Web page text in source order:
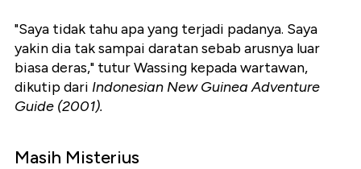
"Saya tidak tahu apa yang terjadi padanya. Saya
yakin dia tak sampai daratan sebab arusnya luar
biasa deras," tutur Wassing kepada wartawan,
dikutip dari Indonesian New Guinea Adventure
Guide (2001).
Masih Misterius